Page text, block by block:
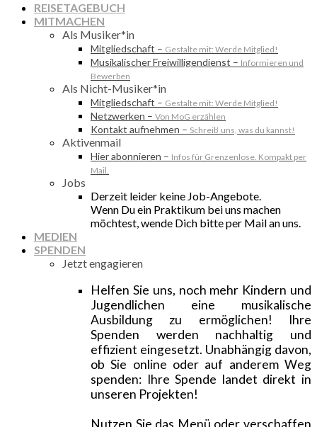
REISETAGEBUCH
MITMACHEN
Als Musiker*in
Mitgliedschaft – Gestalte mit: Werde Mitglied!
Musikalischer Freiwilligendienst – Informieren und
Bewerben
Als Nicht-Musiker*in
Mitgliedschaft – Gestalte mit: Werde Mitglied!
Netzwerken – Von MoG erzählen
Kontakt aufnehmen – Schreib‘ uns, was du kannst!
Aktivenmail
Hier abonnieren – Infos für Grenzenlose. Kompakt per
Mail.
Jobs
Derzeit leider keine Job-Angebote.
Wenn Du ein Praktikum bei uns machen
möchtest, wende Dich bitte per Mail an uns.
MEDIEN
SPENDEN
Jetzt engagieren
Helfen Sie uns, noch mehr Kindern und
Jugendlichen eine musikalische
Ausbildung zu ermöglichen! Ihre
Spenden werden nachhaltig und
effizient eingesetzt. Unabhängig davon,
ob Sie online oder auf anderem Weg
spenden: Ihre Spende landet direkt in
unseren Projekten!
Nutzen Sie das Menü oder verschaffen